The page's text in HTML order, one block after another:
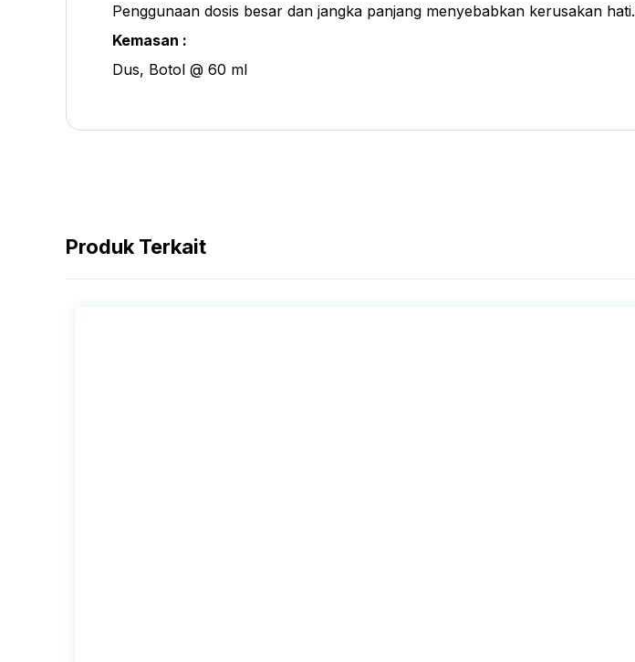
Penggunaan dosis besar dan jangka panjang menyebabkan kerusakan hati.
Kemasan :
Dus, Botol @ 60 ml
Produk Terkait